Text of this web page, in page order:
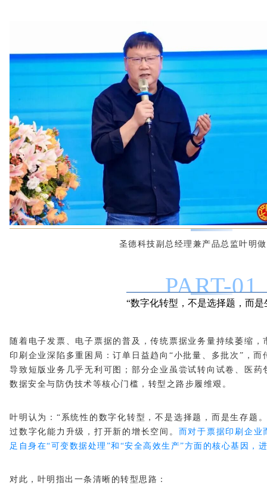
圣德科技副总经理兼产品总监叶明
PART-01
“数字化转型，不是选择题，而是
随着电子发票、电子票据的普及，传统票据业务量持续萎缩
印刷企业深陷多重困局：订单日益趋向“小批量、多批次”，
导致短版业务几乎无利可图；部分企业虽尝试转向试卷、医
数据安全与防伪技术等核心门槛，转型之路步履维艰。
叶明认为：“系统性的数字化转型，不是选择题，而是生存题
过数字化能力升级，打开新的增长空间。 而对于票据印刷企业
足自身在“可变数据处理”和“安全高效生产”方面的核心基因，
对此，叶明指出一条清晰的转型思路：